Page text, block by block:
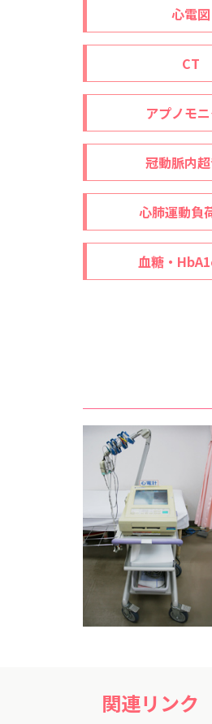
心電図
CT
アプノモ
冠動脈内
心肺運動負
血糖・
関連リンク